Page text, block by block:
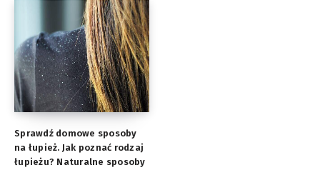
Sprawdź domowe sposoby
na łupież. Jak poznać rodzaj
łupieżu? Naturalne sposoby